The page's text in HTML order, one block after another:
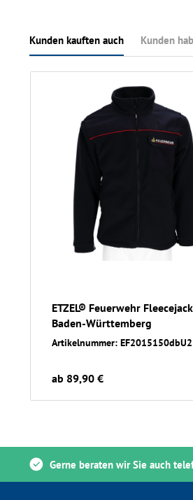
Kunden kauften auch Kunden
ETZEL® Feuerwehr
Baden-Württemberg
Artikelnummer:
ab 89,90 €
Gerne beraten wir Sie auch